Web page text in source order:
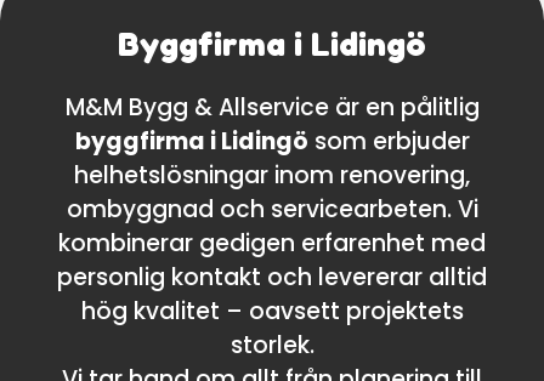
Byggfirma i Lidingö
M&M Bygg & Allservice är en pålitlig
byggfirma i Lidingö som erbjuder
helhetslösningar inom renovering,
ombyggnad och servicearbeten. Vi
kombinerar gedigen erfarenhet med
personlig kontakt och levererar alltid
hög kvalitet – oavsett projektets
storlek.